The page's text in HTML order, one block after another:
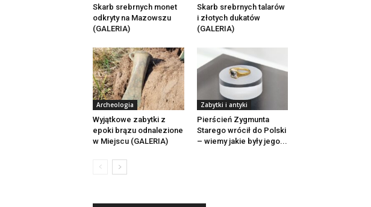
Skarb srebrnych monet
odkryty na Mazowszu
(GALERIA)
Skarb srebrnych talarów
i złotych dukatów
(GALERIA)
Archeologia
Wyjątkowe zabytki z
epoki brązu odnalezione
w Miejscu (GALERIA)
Zabytki i antyki
Pierścień Zygmunta
Starego wrócił do Polski
– wiemy jakie były jego...